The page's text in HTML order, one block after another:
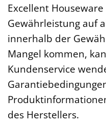
Excellent
Gewährleistung auf
innerhalb der
Mangel kommen,
Kundenservice
des Herstellers.